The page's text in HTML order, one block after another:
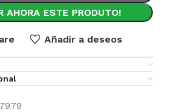
AHORA ESTE PRODUTO!
Añadir a deseos